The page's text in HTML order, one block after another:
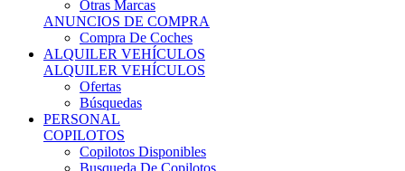
Otras Marcas
ANUNCIOS DE COMPRA
Compra De Coches
ALQUILER VEHÍCULOS
ALQUILER VEHÍCULOS
Ofertas
Búsquedas
PERSONAL
COPILOTOS
Copilotos Disponibles
Busqueda De Copilotos